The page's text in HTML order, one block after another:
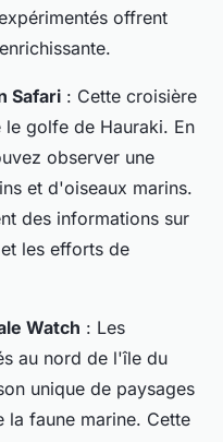
offrent
Safari : Cette croisière
golfe de Hauraki. En
observer une
et d'oiseaux marins.
des informations sur
les efforts de
Watch : Les
au nord de l'île du
unique de paysages
faune marine. Cette